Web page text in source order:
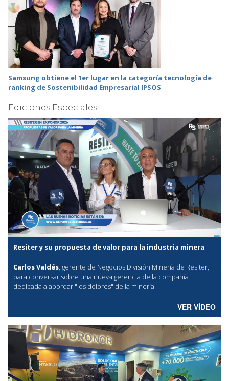
Samsung obtiene el 1er lugar en la categoría tecnología de
ranking de Sostenibilidad Empresarial IPSOS
Ediciones Especiales
Resiter y su propuesta de valor para la industria minera
Carlos Valdés, gerente de Negocios División Minería de Resiter,
para conversar sobre una nueva gerencia de la compañía
dedicada a abordar "los dolores" de la minería.
VER VÍDEO